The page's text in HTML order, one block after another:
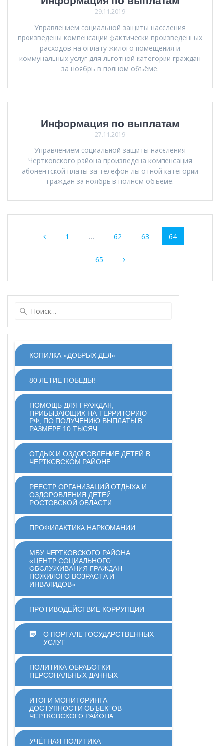
29.11.2019
Управлением социальной защиты населения
произведены компенсации фактически произведенных
расходов на оплату жилого помещения и
коммунальных услуг для льготной категории граждан
за ноябрь в полном объёме.
Информация по выплатам
27.11.2019
Управлением социальной защиты населения
Чертковского района произведена компенсация
абонентской платы за телефон льготной категории
граждан за ноябрь в полном объёме.
Страница
1 … Страница
62 Страница
63 Страница
64
Страница
65
КОПИЛКА «ДОБРЫХ ДЕЛ»
80 ЛЕТИЕ ПОБЕДЫ!
ПОМОЩЬ ДЛЯ ГРАЖДАН,
ПРИБЫВАЮЩИХ НА ТЕРРИТОРИЮ
РФ, ПО ПОЛУЧЕНИЮ ВЫПЛАТЫ В
РАЗМЕРЕ 10 ТЫСЯЧ
ОТДЫХ И ОЗДОРОВЛЕНИЕ ДЕТЕЙ В
ЧЕРТКОВСКОМ РАЙОНЕ
РЕЕСТР ОРГАНИЗАЦИЙ ОТДЫХА И
ОЗДОРОВЛЕНИЯ ДЕТЕЙ
РОСТОВСКОЙ ОБЛАСТИ
ПРОФИЛАКТИКА НАРКОМАНИИ
МБУ ЧЕРТКОВСКОГО РАЙОНА
«ЦЕНТР СОЦИАЛЬНОГО
ОБСЛУЖИВАНИЯ ГРАЖДАН
ПОЖИЛОГО ВОЗРАСТА И
ИНВАЛИДОВ»
ПРОТИВОДЕЙСТВИЕ КОРРУПЦИИ
О ПОРТАЛЕ ГОСУДАРСТВЕННЫХ
УСЛУГ
ПОЛИТИКА ОБРАБОТКИ
ПЕРСОНАЛЬНЫХ ДАННЫХ
ИТОГИ МОНИТОРИНГА
ДОСТУПНОСТИ ОБЪЕКТОВ
ЧЕРТКОВСКОГО РАЙОНА
УЧЁТНАЯ ПОЛИТИКА